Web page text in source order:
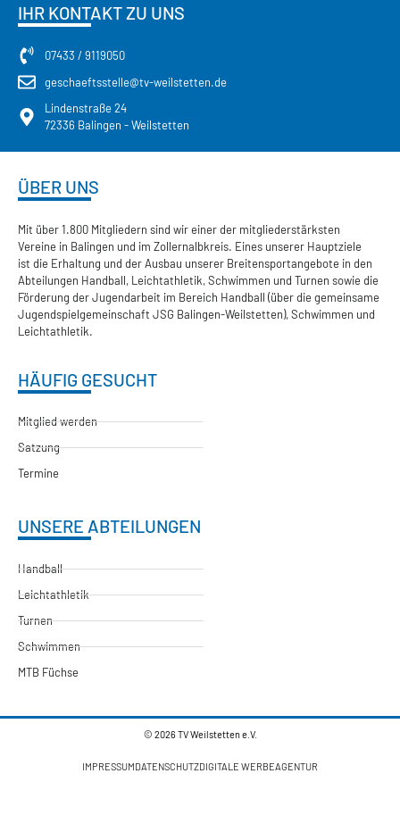
IHR KONTAKT ZU UNS
07433 / 9119050
geschaeftsstelle@tv-weilstetten.de
Lindenstraße 24
72336 Balingen - Weilstetten
ÜBER UNS
Mit über 1.800 Mitgliedern sind wir einer der mitgliederstärksten
Vereine in Balingen und im Zollernalbkreis. Eines unserer Hauptziele
ist die Erhaltung und der Ausbau unserer Breitensportangebote in den
Abteilungen Handball, Leichtathletik, Schwimmen und Turnen sowie die
Förderung der Jugendarbeit im Bereich Handball (über die gemeinsame
Jugendspielgemeinschaft JSG Balingen-Weilstetten), Schwimmen und
Leichtathletik.
HÄUFIG GESUCHT
Mitglied werden
Satzung
Termine
UNSERE ABTEILUNGEN
Handball
Leichtathletik
Turnen
Schwimmen
MTB Füchse
© 2026 TV Weilstetten e.V.
IMPRESSUMDATENSCHUTZDIGITALE WERBEAGENTUR